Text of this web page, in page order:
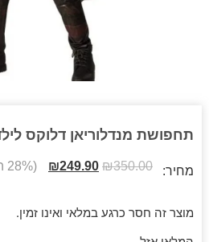
תחפושת מנדלוריאן דלוקס לילדים
מחיר: ₪350.00
₪249.90 (28% הנחה)
מוצר זה חסר כרגע במלאי ואינו זמין.